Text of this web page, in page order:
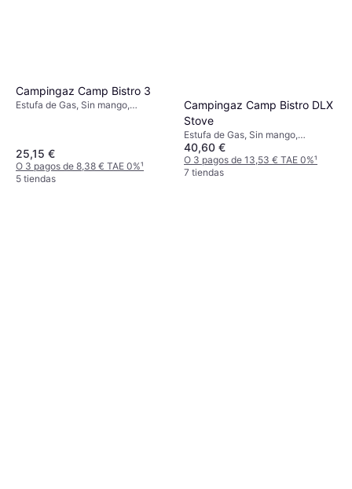
Campingaz Camp Bistro 3
Estufa de Gas, Sin mango,
25,15 €
O 3 pagos de 8,38 € TAE 0%¹
5 tiendas
Campingaz Camp Bistro DLX
Stove
Estufa de Gas, Sin mango,
Potencia 2200W
40,60 €
O 3 pagos de 13,53 € TAE 0%¹
7 tiendas